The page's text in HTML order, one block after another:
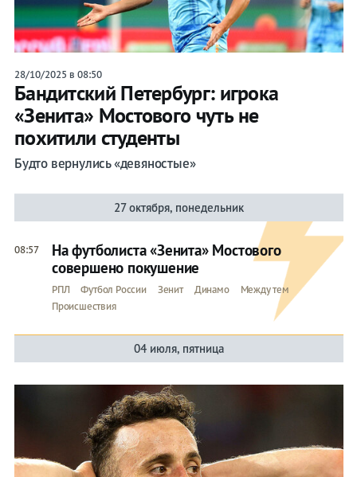
28/10/2025 в 08:50
Бандитский Петербург: игрока
«Зенита» Мостового чуть не
похитили студенты
Будто вернулись «девяностые»
27 октября, понедельник
08:57
На футболиста «Зенита» Мостового
совершено покушение
РПЛ Футбол России Зенит Динамо
Между тем
Происшествия
04 июля, пятница